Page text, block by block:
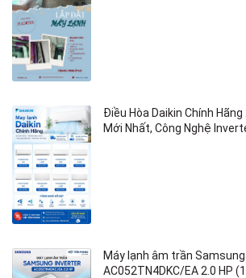
Điều Hòa Daikin Chính
Mới Nhất, Công Nghệ
Máy lạnh âm trần
AC052TN4DKC/EA 2.0 HP